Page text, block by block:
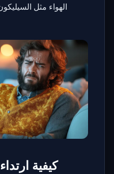
الهواء مثل
كيفية